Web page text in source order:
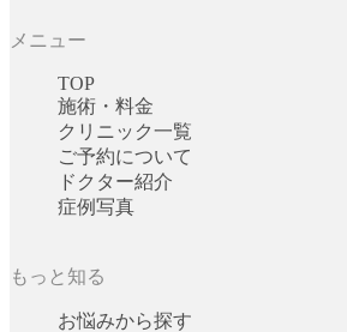
メニュー
TOP
施術・料金
クリニック一覧
ご予約について
ドクター紹介
症例写真
もっと知る
お悩みから探す